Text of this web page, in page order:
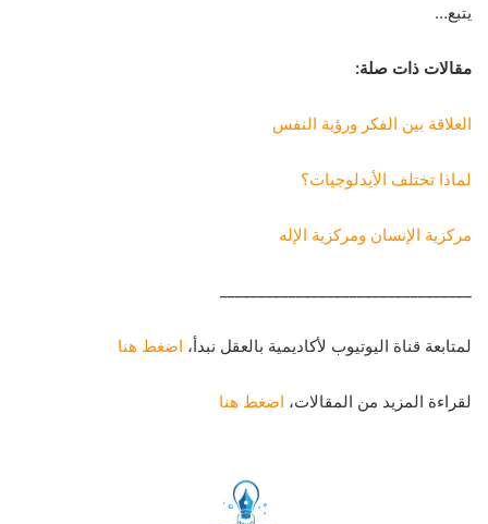
يتبع…
مقالات ذات صلة:
العلاقة بين الفكر ورؤية النفس
لماذا تختلف الأيدلوجيات؟
مركزية الإنسان ومركزية الإله
لمتابعة قناة اليوتيوب لأكاديمية بالعقل نبدأ، اضغط هنا
لقراءة المزيد من المقالات، اضغط هنا